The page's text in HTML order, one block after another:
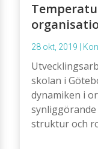
28 okt, 2019
skolan i
dynamiken i
struktur och